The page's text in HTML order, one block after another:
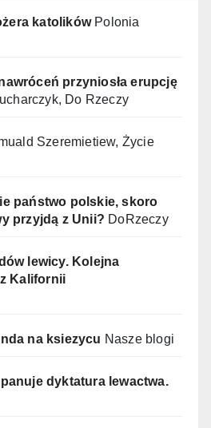
katolikówPolonia
przyniosła erupcję
Do Rzeczy
Szeremietiew, Życie
państwo polskie, skoro
przyjdą z Unii? DoRzeczy
lewicy. Kolejna
Kalifornii
na ksiezycu Nasze blogi
dyktatura lewactwa.